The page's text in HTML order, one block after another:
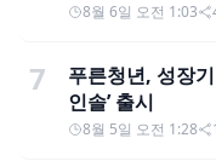
8월 6일 오전 1:03
7
푸른청년, 성장
인솔’ 출시
8월 5일 오전 1:28